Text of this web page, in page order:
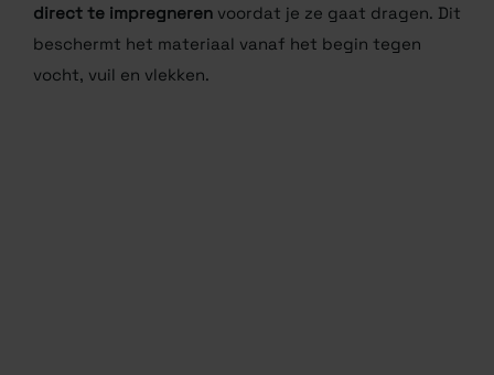
direct te impregneren voordat je ze gaat dragen. Dit
beschermt het materiaal vanaf het begin tegen
vocht, vuil en vlekken.